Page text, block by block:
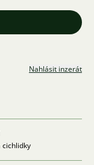
Nahlásit inzerát
cichlidky